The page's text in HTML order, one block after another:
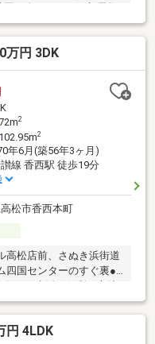
可能・収納や個室をし
る落ち着いた住空間・
おすすめ・駅徒歩圏内
の一部が土砂災害警戒
。
万円 3DK
2
2
年6月(築56年3ヶ月)
讃線 香西駅 徒歩19分
松市香西本町
高松店前、さぬき浜街道
四国センターのすぐ裏●
円 4LDK